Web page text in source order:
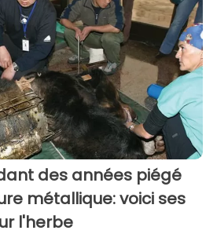
des années piégé
métallique: voici ses
l'herbe